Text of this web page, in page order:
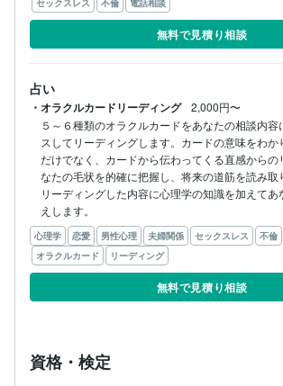
セックスレス 不倫 電話相談
無料で見積り相談
占い
・オラクルカードリーディング
2,000円〜
５～６種類のオラクルカードをあなたの相談内容
スしてリーディングします。カードの意味をわか
だけでなく、カードから伝わってくる直感からの
なたの毛状を的確に把握し、将来の道筋を読み取
リーディングした内容に心理学の知識を加えて
心理学 恋愛 男性心理 夫婦関係 セックスレス 不倫
オラクルカード
リーディング
無料で見積り相談
資格・検定